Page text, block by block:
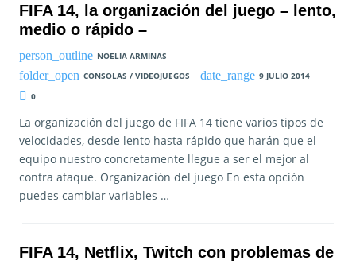
FIFA 14, la organización del juego – lento,
medio o rápido –
NOELIA ARMINAS
CONSOLAS / VIDEOJUEGOS
9 JULIO 2014
0
La organización del juego de FIFA 14 tiene varios tipos de
velocidades, desde lento hasta rápido que harán que el
equipo nuestro concretamente llegue a ser el mejor al
contra ataque. Organización del juego En esta opción
puedes cambiar variables …
FIFA 14, Netflix, Twitch con problemas de